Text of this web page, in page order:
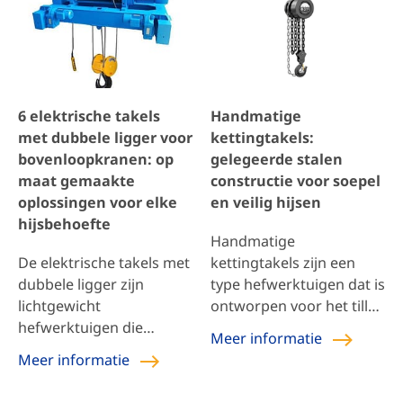
omgevingen met hoge
explosieveiligheidseisen,
met name op locaties
waar brandbare gassen
zoals chemische
fabrieken, olievelden en
mijnen. Kenmerken van
[…]
bundelen van losse
onderdelen, het spannen
van lijnen en het uitlijnen
van lassen. Hij is vooral
werkruimtes, bij
werkzaamheden op
grote hoogte in de
buitenlucht en voor het
trekken onder
0,25-9 ton
kettinghefboomtakel De
[…]
6 elektrische takels
met dubbele ligger voor
bovenloopkranen: op
maat gemaakte
oplossingen voor elke
hijsbehoefte
De elektrische takels met
dubbele ligger zijn
lichtgewicht
hefwerktuigen die
bestaan uit een
hijsmechanisme, een
Meer informatie
Handmatige
kettingtakels:
gelegeerde stalen
constructie voor soepel
en veilig hijsen
Handmatige
kettingtakels zijn een
type hefwerktuigen dat is
ontworpen voor het tillen
van kleine apparatuur en
goederen over korte
Meer informatie